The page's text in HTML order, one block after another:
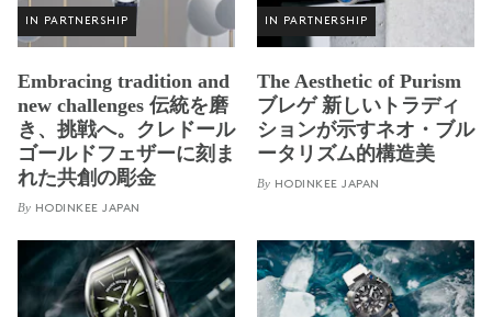
IN PARTNERSHIP
Embracing tradition and
new challenges 伝統を磨
き、挑戦へ。クレドール
ゴールドフェザーに刻ま
れた共創の彫金
By HODINKEE JAPAN
IN PARTNERSHIP
The Aesthetic of Purism
ブレゲ 新しいトラディ
ションが示すネオ・ブル
ータリズム的構造美
By HODINKEE JAPAN